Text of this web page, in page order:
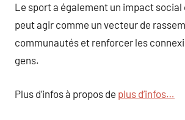
Le sport a également un impact social
peut agir comme un vecteur de
communautés et renforcer les
gens.
Plus d’infos à propos de plus d’infos…